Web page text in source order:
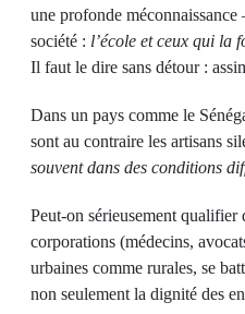
une profonde
société : l’école et ceux qui la
Il faut le dire sans détour :
Dans un pays comme le
sont au contraire les artisans
souvent dans des conditions
Peut-on sérieusement
corporations (médecins,
urbaines comme rurales, se
non seulement la dignité des